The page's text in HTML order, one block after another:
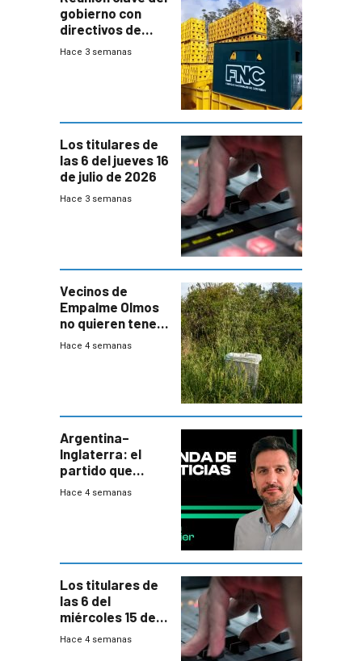
gobierno con
directivos de
Fábricas
Hace 3 semanas
Los titulares de
las 6 del jueves 16
de julio de 2026
Hace 3 semanas
Vecinos de
Empalme Olmos
no quieren tener
cerca una planta
departamental
Hace 4 semanas
Argentina–
Inglaterra: el
partido que
nunca termina
Hace 4 semanas
Los titulares de
las 6 del
miércoles 15 de
julio de 2026
Hace 4 semanas